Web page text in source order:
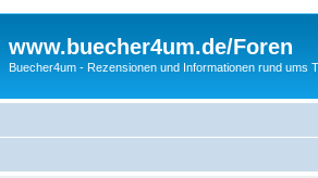
www.buecher4um.de/Foren
Buecher4um - Rezensionen und Informationen rund ums